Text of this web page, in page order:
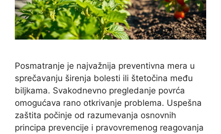
Posmatranje je najvažnija preventivna mera u
sprečavanju širenja bolesti ili štetočina među
biljkama. Svakodnevno pregledanje povrća
omogućava rano otkrivanje problema. Uspešna
zaštita počinje od razumevanja osnovnih
principa prevencije i pravovremenog reagovanja